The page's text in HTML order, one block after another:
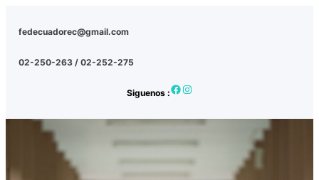
fedecuadorec@gmail.com
02-250-263 / 02-252-275
Siguenos :Facebook Instagram